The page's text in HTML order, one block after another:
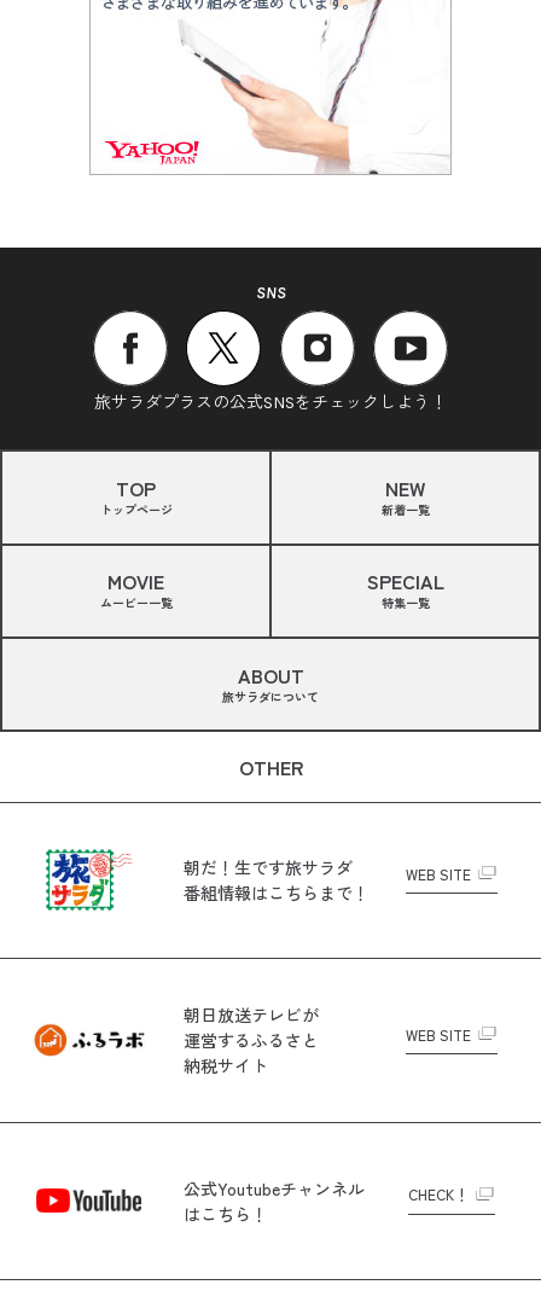
SNS
旅サラダプラスの公式SNSをチェックしよう！
TOP
トップページ
NEW
新着一覧
MOVIE
ムービー一覧
SPECIAL
特集一覧
ABOUT
旅サラダについて
OTHER
朝だ！生です旅サラダ
番組情報はこちらまで！
WEB SITE
朝日放送テレビが
運営するふるさと
納税サイト
WEB SITE
公式Youtubeチャンネル
はこちら！
CHECK！